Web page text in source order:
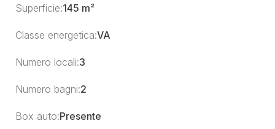
Superficie:145 m²
Classe energetica:VA
Numero locali:3
Numero bagni:2
Box auto:Presente